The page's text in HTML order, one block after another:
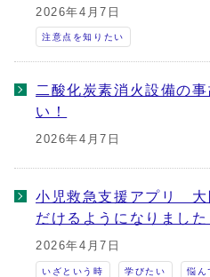
2026年4月7日
注意点を知りたい
二酸化炭素消火設備の
い！
2026年4月7日
小児救急支援アプリ 大
だけるようになりました
2026年4月7日
いざという時 学びたい 悩ん